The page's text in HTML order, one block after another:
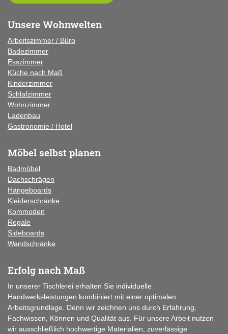
Unsere Wohnwelten
Arbeitszimmer / Büro
Badezimmer
Esszimmer
Küche nach Maß
Kinderzimmer
Schlafzimmer
Wohnzimmer
Ladenbau
Gastronomie / Hotel
Möbel selbst planen
Badmöbel
Dachschrägen
Hängeboards
Kleiderschränke
Kommoden
Regale
Sideboards
Wandschränke
Erfolg nach Maß
In unserer Tischlerei erhalten Sie individuelle
Handwerksleistungen kombiniert mit einer optimalen
Arbeitsgrundlage. Denn wir zeichnen uns durch Erfahrung,
Fachwissen, Können und Qualität aus. Für unsere Arbeit nutzen
wir ausschließlich hochwertige Materialien, zuverlässige